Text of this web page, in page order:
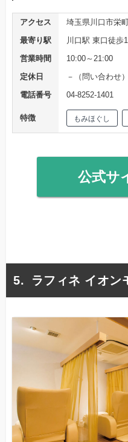
アクセス
埼玉県川口市栄
最寄り駅
川口駅 東口徒歩
営業時間
10:00～21:00
定休日
－（問い合わせ）
電話番号
04-8252-1401
特徴 もみほぐし
公式サ
ラフィネ イオン